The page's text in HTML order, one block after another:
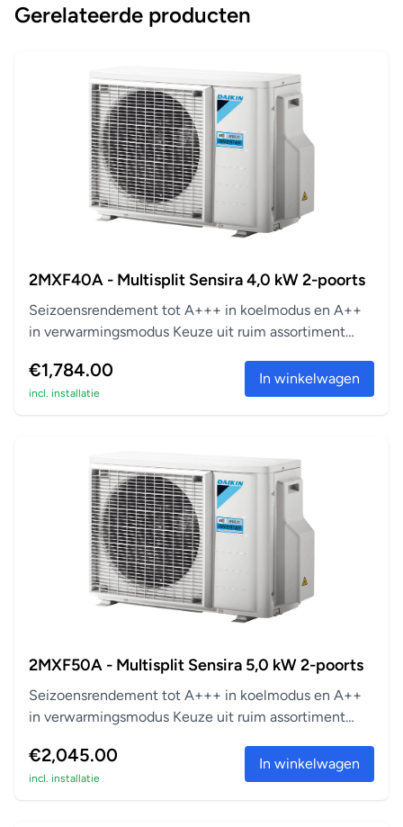
Gerelateerde producten
2MXF40A - Multisplit Sensira 4,0 kW 2-poorts
Seizoensrendement tot A+++ in koelmodus en A++
in verwarmingsmodus Keuze uit ruim assortiment
€1,784.00
incl. installatie
In winkelwagen
2MXF50A - Multisplit Sensira 5,0 kW 2-poorts
Seizoensrendement tot A+++ in koelmodus en A++
in verwarmingsmodus Keuze uit ruim assortiment
€2,045.00
incl. installatie
In winkelwagen